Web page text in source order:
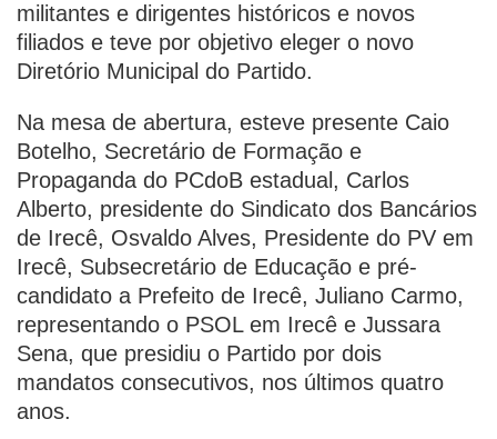
militantes e dirigentes históricos e novos
filiados e teve por objetivo eleger o novo
Diretório Municipal do Partido.
Na mesa de abertura, esteve presente Caio
Botelho, Secretário de Formação e
Propaganda do PCdoB estadual, Carlos
Alberto, presidente do Sindicato dos Bancários
de Irecê, Osvaldo Alves, Presidente do PV em
Irecê, Subsecretário de Educação e pré-
candidato a Prefeito de Irecê, Juliano Carmo,
representando o PSOL em Irecê e Jussara
Sena, que presidiu o Partido por dois
mandatos consecutivos, nos últimos quatro
anos.